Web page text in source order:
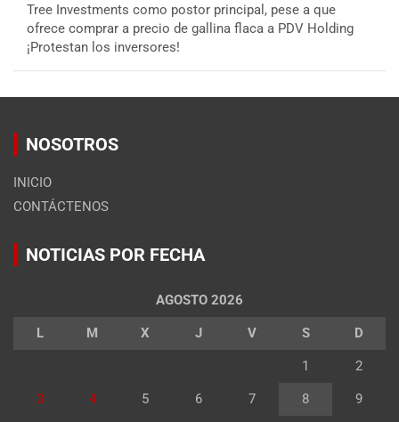
Tree Investments como postor principal, pese a que
ofrece comprar a precio de gallina flaca a PDV Holding
¡Protestan los inversores!
NOSOTROS
INICIO
CONTÁCTENOS
NOTICIAS POR FECHA
AGOSTO 2026
L M X J V S D
1 2
3 4 5 6 7 8 9